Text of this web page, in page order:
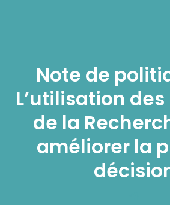
Note de
L’utilisation
de la
améliorer la